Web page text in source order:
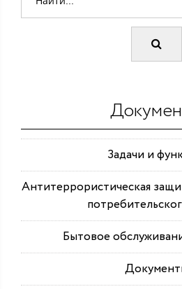
Задачи и
Антитеррористическая
Бытовое